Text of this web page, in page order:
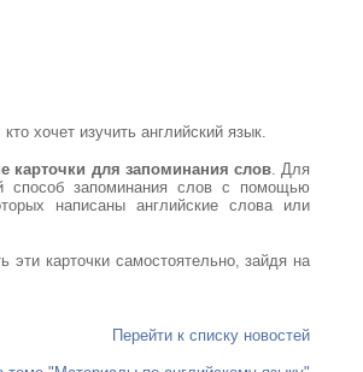
хочет изучить английский язык.
карточки для запоминания слов. Для
способ запоминания слов с помощью
написаны английские слова или
карточки самостоятельно, зайдя на
Перейти к списку новостей